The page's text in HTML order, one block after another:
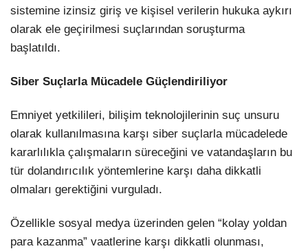
sistemine izinsiz giriş ve kişisel verilerin hukuka aykırı
olarak ele geçirilmesi suçlarından soruşturma
başlatıldı.
Siber Suçlarla Mücadele Güçlendiriliyor
Emniyet yetkilileri, bilişim teknolojilerinin suç unsuru
olarak kullanılmasına karşı siber suçlarla mücadelede
kararlılıkla çalışmaların süreceğini ve vatandaşların bu
tür dolandırıcılık yöntemlerine karşı daha dikkatli
olmaları gerektiğini vurguladı.
Özellikle sosyal medya üzerinden gelen “kolay yoldan
para kazanma” vaatlerine karşı dikkatli olunması,